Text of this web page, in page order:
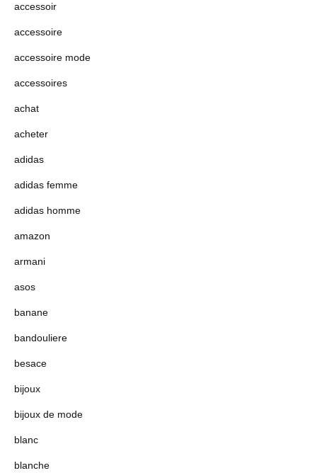
accessoir
accessoire
accessoire mode
accessoires
achat
acheter
adidas
adidas femme
adidas homme
amazon
armani
asos
banane
bandouliere
besace
bijoux
bijoux de mode
blanc
blanche